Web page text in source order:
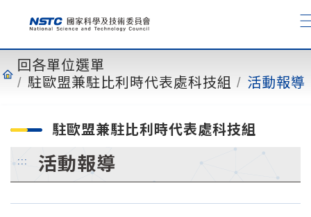
容 回各單位選單
駐歐盟兼駐比利時代表處科技組
活動報導
駐歐盟兼駐比利時代表處科技組
::: 活動報導